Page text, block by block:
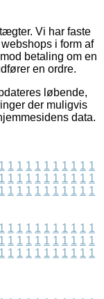
Vi har faste
i form af
betaling om en
en ordre.
løbende,
der muligvis
data.
1 1 1 1 1 1 1 1 1 1 1
1 1 1 1 1 1 1 1 1 1 1
1 1 1 1 1 1 1 1 1 1 1
1 1 1 1 1 1 1 1 1 1 1
1 1 1 1 1 1 1 1 1 1 1
1 1 1 1 1 1 1 1 1 1 1